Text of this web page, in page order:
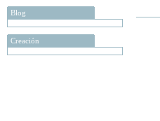
Blog
Creación